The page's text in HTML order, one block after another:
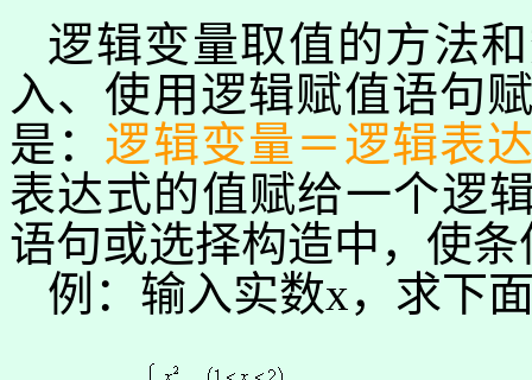
逻辑变量取值的方法
入、使用逻辑赋值语句
是： 逻辑变量＝逻辑表
表达式的值赋给一个逻
语句或选择构造中，使
例：输入实数x，求下